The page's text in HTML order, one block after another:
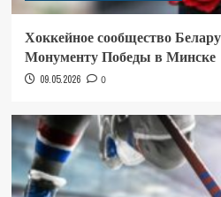
Хоккейное сообщество
Монументу Победы в Минске
09.05.2026 0